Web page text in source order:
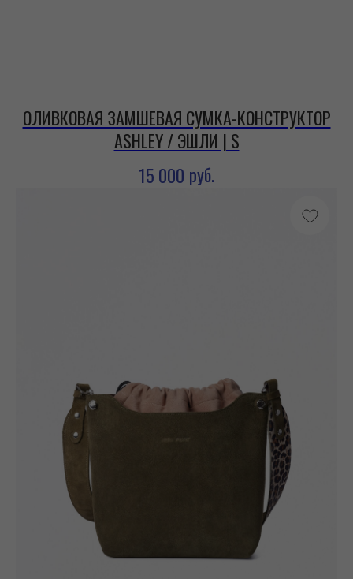
ОЛИВКОВАЯ ЗАМШЕВАЯ СУМКА-КОНСТРУКТОР
ASHLEY / ЭШЛИ | S
15 000 руб.